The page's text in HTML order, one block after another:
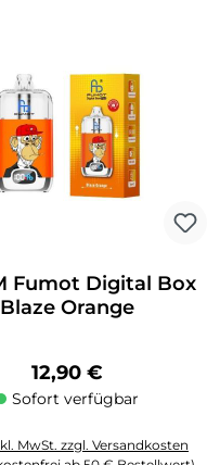
Fumot Digital Box
Blaze Orange
Regulärer Preis:
12,90 €
Sofort verfügbar
MwSt. zzgl. Versandkosten